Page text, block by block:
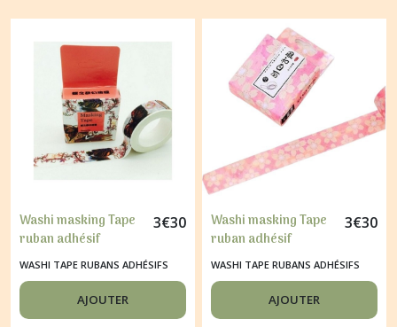
Washi masking Tape
ruban adhésif
scrapbooking
décoration 1,5 x 9 m
FEE PAPILLON
3€30
WASHI TAPE RUBANS ADHÉSIFS
AJOUTER
Washi masking Tape
ruban adhésif
scrapbooking
décoration 1,5 x 9 m
FLEUR BEIGE FOND
ROSE
3€30
WASHI TAPE RUBANS ADHÉSIFS
AJOUTER